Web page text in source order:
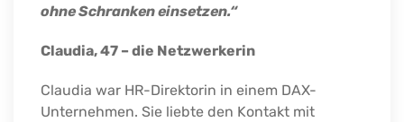
ohne Schranken einsetzen.“
Claudia, 47 – die Netzwerkerin
Claudia war HR-Direktorin in einem DAX-
Unternehmen. Sie liebte den Kontakt mit